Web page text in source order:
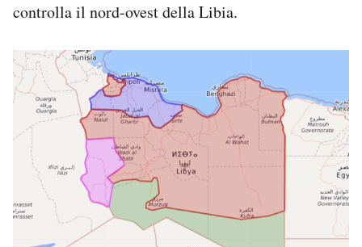
controlla il nord-ovest della Libia.